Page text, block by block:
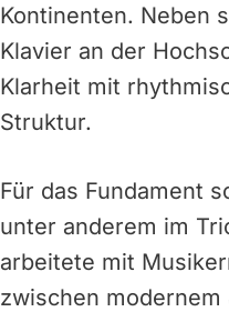
Kontinenten. Neben
Klavier an der
Klarheit mit
Struktur.
Für das Fundament
unter anderem im
arbeitete mit
zwischen